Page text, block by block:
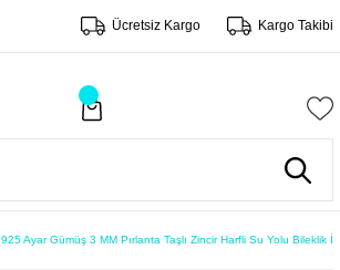
Ücretsiz Kargo Kargo Takibi
925 Ayar Gümüş 3 MM Pırlanta Taşlı Zincir Harfli Su Yolu Bileklik İ